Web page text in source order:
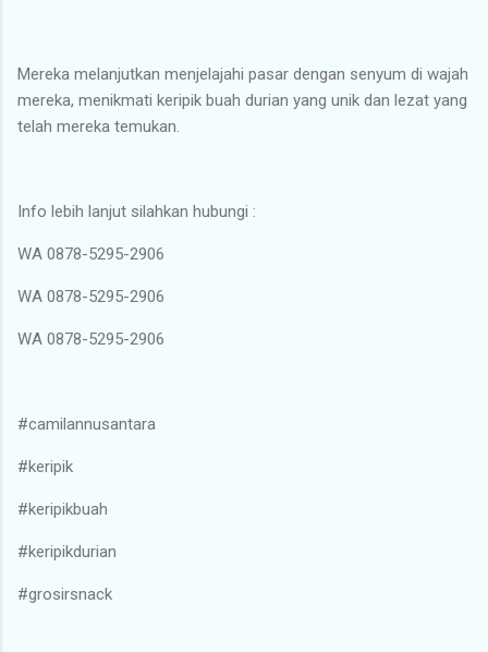
Mereka melanjutkan menjelajahi pasar dengan senyum di wajah
mereka, menikmati keripik buah durian yang unik dan lezat yang
telah mereka temukan.
Info lebih lanjut silahkan hubungi :
WA 0878-5295-2906
WA 0878-5295-2906
WA 0878-5295-2906
#camilannusantara
#keripik
#keripikbuah
#keripikdurian
#grosirsnack